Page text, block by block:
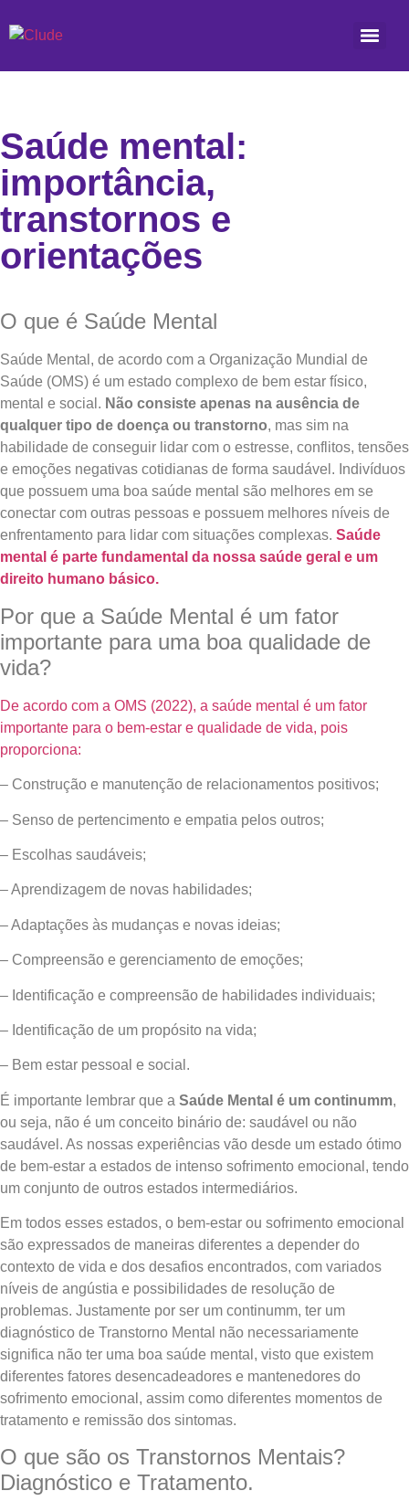
Saúde mental:
importância,
transtornos e
orientações
O que é Saúde Mental
Saúde Mental, de acordo com a Organização Mundial de
Saúde (OMS) é um estado complexo de bem estar físico,
mental e social. Não consiste apenas na ausência de
qualquer tipo de doença ou transtorno, mas sim na
habilidade de conseguir lidar com o estresse, conflitos, tensões
e emoções negativas cotidianas de forma saudável. Indivíduos
que possuem uma boa saúde mental são melhores em se
conectar com outras pessoas e possuem melhores níveis de
enfrentamento para lidar com situações complexas. Saúde
mental é parte fundamental da nossa saúde geral e um
direito humano básico.
Por que a Saúde Mental é um fator
importante para uma boa qualidade de
vida?
De acordo com a OMS (2022), a saúde mental é um fator
importante para o bem-estar e qualidade de vida, pois
proporciona:
– Construção e manutenção de relacionamentos positivos;
– Senso de pertencimento e empatia pelos outros;
– Escolhas saudáveis;
– Aprendizagem de novas habilidades;
– Adaptações às mudanças e novas ideias;
– Compreensão e gerenciamento de emoções;
– Identificação e compreensão de habilidades individuais;
– Identificação de um propósito na vida;
– Bem estar pessoal e social.
É importante lembrar que a Saúde Mental é um continumm,
ou seja, não é um conceito binário de: saudável ou não
saudável. As nossas experiências vão desde um estado ótimo
de bem-estar a estados de intenso sofrimento emocional, tendo
um conjunto de outros estados intermediários.
Em todos esses estados, o bem-estar ou sofrimento emocional
são expressados de maneiras diferentes a depender do
contexto de vida e dos desafios encontrados, com variados
níveis de angústia e possibilidades de resolução de
problemas. Justamente por ser um continumm, ter um
diagnóstico de Transtorno Mental não necessariamente
significa não ter uma boa saúde mental, visto que existem
diferentes fatores desencadeadores e mantenedores do
sofrimento emocional, assim como diferentes momentos de
tratamento e remissão dos sintomas.
O que são os Transtornos Mentais?
Diagnóstico e Tratamento.